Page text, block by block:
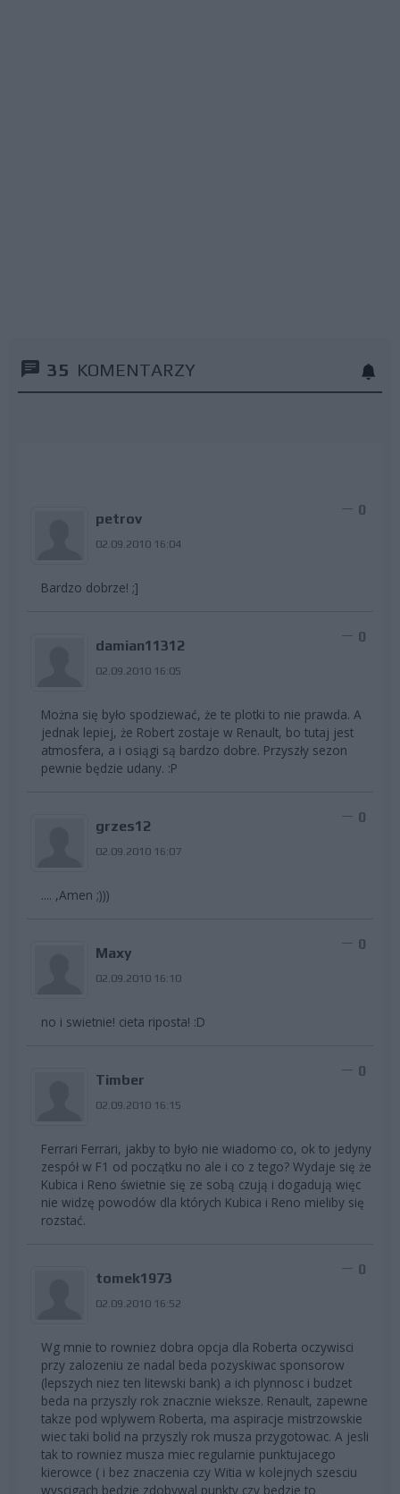
35 KOMENTARZY
petrov
02.09.2010 16:04
0
Bardzo dobrze! ;]
damian11312
02.09.2010 16:05
0
Można się było spodziewać, że te plotki to nie prawda. A
jednak lepiej, że Robert zostaje w Renault, bo tutaj jest
atmosfera, a i osiągi są bardzo dobre. Przyszły sezon
pewnie będzie udany. :P
grzes12
02.09.2010 16:07
0
.... ,Amen ;)))
Maxy
02.09.2010 16:10
0
no i swietnie! cieta riposta! :D
Timber
02.09.2010 16:15
0
Ferrari Ferrari, jakby to było nie wiadomo co, ok to jedyny
zespół w F1 od początku no ale i co z tego? Wydaje się że
Kubica i Reno świetnie się ze sobą czują i dogadują więc
nie widzę powodów dla których Kubica i Reno mieliby się
rozstać.
tomek1973
02.09.2010 16:52
0
Wg mnie to rowniez dobra opcja dla Roberta oczywisci
przy zalozeniu ze nadal beda pozyskiwac sponsorow
(lepszych niez ten litewski bank) a ich plynnosc i budzet
beda na przyszly rok znacznie wieksze. Renault, zapewne
takze pod wplywem Roberta, ma aspiracje mistrzowskie
wiec taki bolid na przyszly rok musza przygotowac. A jesli
tak to rowniez musza miec regularnie punktujacego
kierowce ( i bez znaczenia czy Witia w kolejnych szesciu
wyscigach bedzie zdobywal punkty czy bedzie to